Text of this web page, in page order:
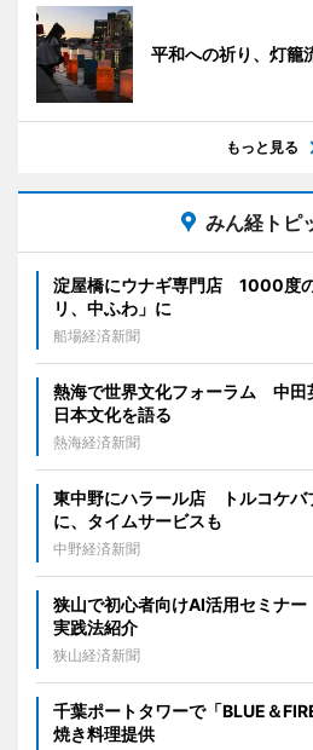
平和への祈り、灯籠
もっと見る
みん経トピ
淀屋橋にウナギ専門店 1000度
リ、中ふわ」に
船場経済新聞
熱海で世界文化フォーラム 中田
日本文化を語る
熱海経済新聞
東中野にハラール店 トルコケバ
に、タイムサービスも
中野経済新聞
狭山で初心者向けAI活用セミナ
実践法紹介
狭山経済新聞
千葉ポートタワーで「BLUE＆
焼き料理提供